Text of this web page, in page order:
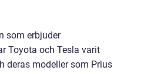
som erbjuder
Toyota och Tesla varit
deras modeller som Prius